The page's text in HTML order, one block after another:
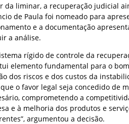
da liminar, a recuperação judicial
de Paula foi nomeado para
e a documentação
a análise.
rígido de controle da
elemento fundamental para o
dos riscos e dos custos da
o favor legal seja concedido de
comprometendo a
e à melhoria dos produtos e
argumentou a decisão.